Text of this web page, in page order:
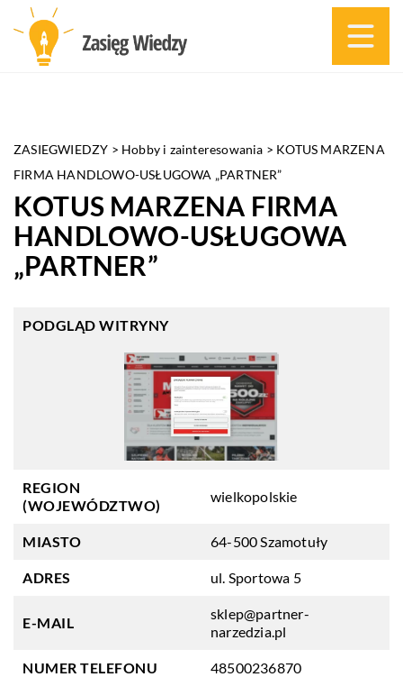
ZASIEGWIEDZY > Hobby i zainteresowania > KOTUS MARZENA
FIRMA HANDLOWO-USŁUGOWA „PARTNER”
KOTUS MARZENA FIRMA
HANDLOWO-USŁUGOWA
„PARTNER”
PODGLĄD WITRYNY
REGION
(WOJEWÓDZTWO)
wielkopolskie
MIASTO 64-500 Szamotuły
ADRES ul. Sportowa 5
E-MAIL
sklep@partner-
narzedzia.pl
NUMER TELEFONU 48500236870